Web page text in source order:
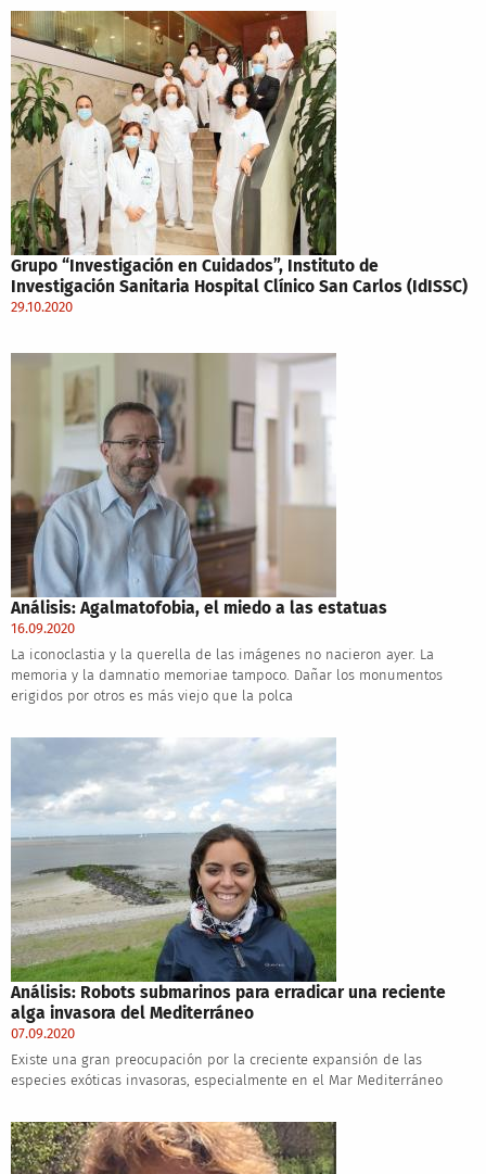
Grupo “Investigación en Cuidados”, Instituto de
Investigación Sanitaria Hospital Clínico San Carlos (IdISSC)
29.10.2020
Análisis: Agalmatofobia, el miedo a las estatuas
16.09.2020
La iconoclastia y la querella de las imágenes no nacieron ayer. La
memoria y la damnatio memoriae tampoco. Dañar los monumentos
erigidos por otros es más viejo que la polca
Análisis: Robots submarinos para erradicar una reciente
alga invasora del Mediterráneo
07.09.2020
Existe una gran preocupación por la creciente expansión de las
especies exóticas invasoras, especialmente en el Mar Mediterráneo